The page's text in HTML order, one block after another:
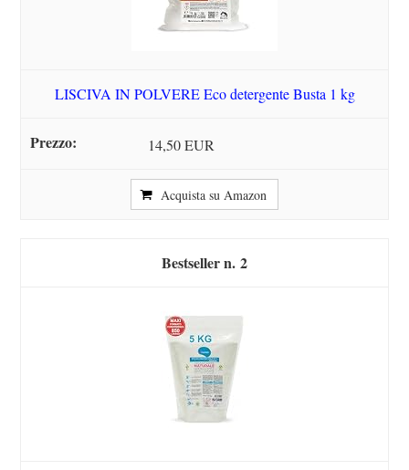
LISCIVA IN POLVERE Eco detergente Busta 1 kg
14,50 EUR
Acquista su Amazon
2